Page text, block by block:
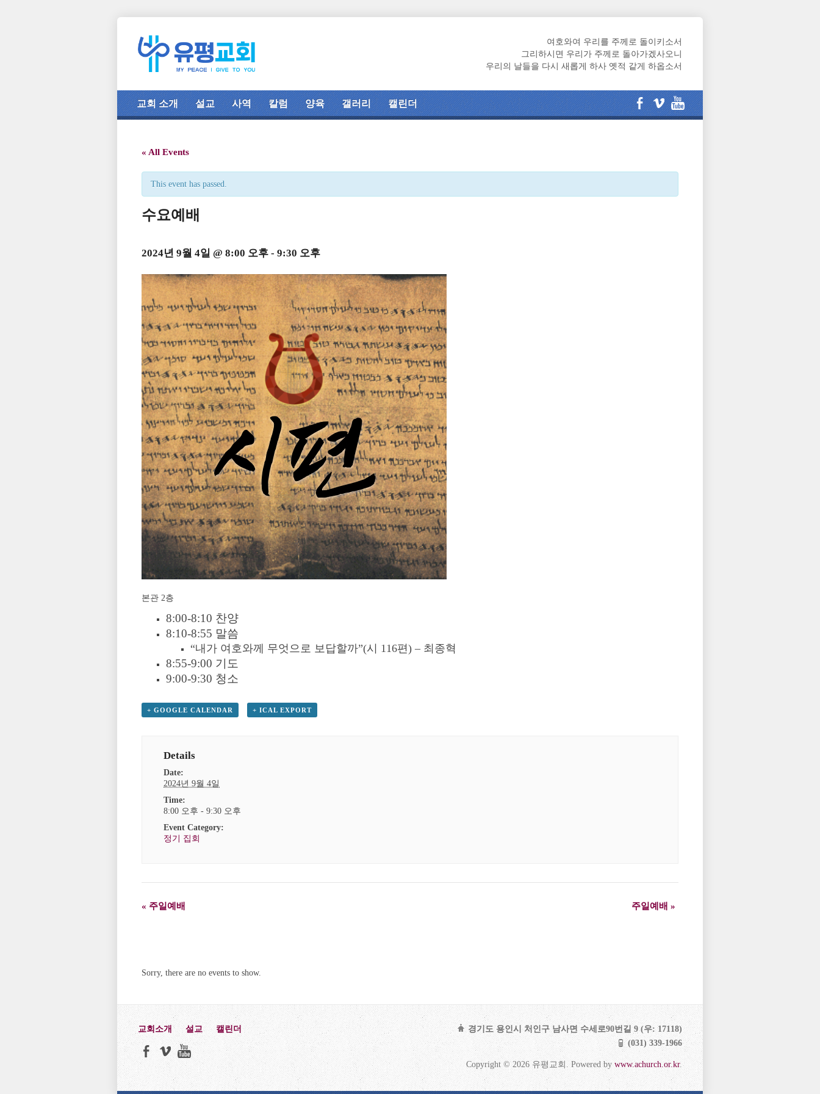
여호와여 우리를 주께로 돌이키소서
그리하시면 우리가 주께로 돌아가겠사오니
우리의 날들을 다시 새롭게 하사 옛적 같게 하옵소서
교회 소개 설교 사역 칼럼 양육 갤러리 캘린더
« All Events
This event has passed.
수요예배
2024년 9월 4일 @ 8:00 오후 - 9:30 오후
본관 2층
8:00-8:10 찬양
8:10-8:55 말씀
“내가 여호와께 무엇으로 보답할까”(시 116편) – 최종혁
8:55-9:00 기도
9:00-9:30 청소
+ GOOGLE CALENDAR + ICAL EXPORT
Details
Date:
2024년 9월 4일
Time:
8:00 오후 - 9:30 오후
Event Category:
정기 집회
Event
« 주일예배 주일예배 »
Sorry, there are no events to show.
교회소개 설교 캘린더
경기도 용인시 처인구 남사면 수세로90번길 9 (우: 17118)
(031) 339-1966
Copyright © 2026 유평교회. Powered bywww.achurch.or.kr.